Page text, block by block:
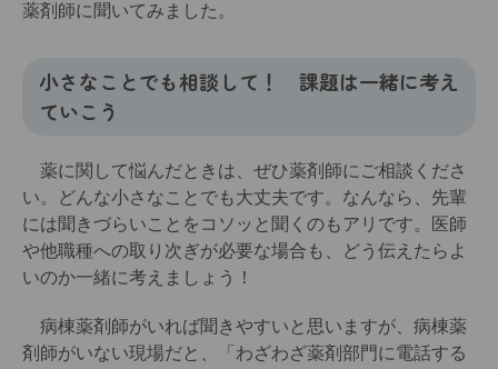
薬剤師に聞いてみました。
小さなことでも相談して！ 課題は一緒に考え
ていこう
薬に関して悩んだときは、ぜひ薬剤師にご相談くださ
い。どんな小さなことでも大丈夫です。なんなら、先輩
には聞きづらいことをコソッと聞くのもアリです。医師
や他職種への取り次ぎが必要な場合も、どう伝えたらよ
いのか一緒に考えましょう！
病棟薬剤師がいれば聞きやすいと思いますが、病棟薬
剤師がいない現場だと、「わざわざ薬剤部門に電話する